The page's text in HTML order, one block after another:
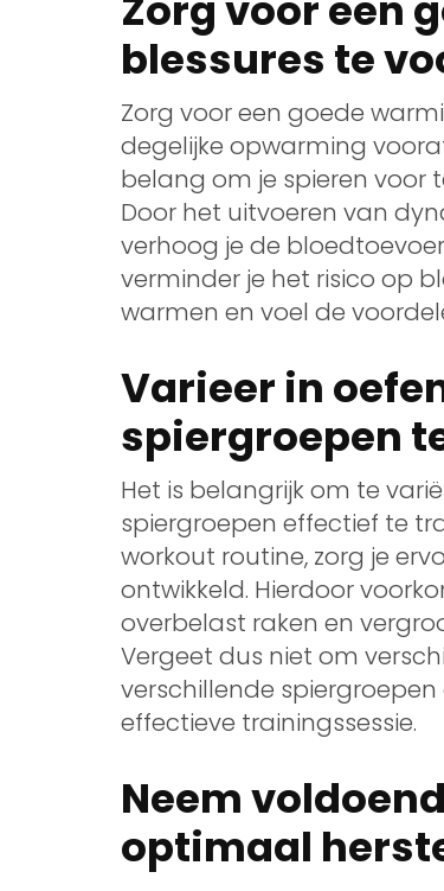
blessures te
Zorg voor een goede
degelijke opwarming
belang om je spieren voor
Door het uitvoeren van
verhoog je de
verminder je het risico op
warmen en voel de
Varieer in
spiergroepen
Het is belangrijk om te
spiergroepen effectief te
workout routine, zorg je
ontwikkeld. Hierdoor
overbelast raken en
Vergeet dus niet om
verschillende
effectieve trainingssessie.
Neem
optimaal